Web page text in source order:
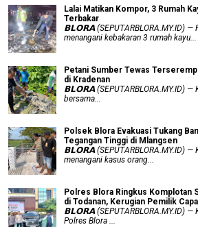
Lalai Matikan Kompor, 3 Rumah
Terbakar
𝗕𝗟𝗢𝗥𝗔 (SEPUTARBLORA.MY.ID) —
menangani kebakaran 3 rumah kayu...
Petani Sumber Tewas
di Kradenan
𝗕𝗟𝗢𝗥𝗔 (SEPUTARBLORA.MY.ID) —
bersama...
Polsek Blora Evakuasi Tukang
Tegangan Tinggi di Mlangsen
𝗕𝗟𝗢𝗥𝗔 (SEPUTARBLORA.MY.ID) —
menangani kasus orang...
Polres Blora Ringkus Komplotan
di Todanan, Kerugian Pemilik
𝗕𝗟𝗢𝗥𝗔 (SEPUTARBLORA.MY.ID) —
Polres Blora ...